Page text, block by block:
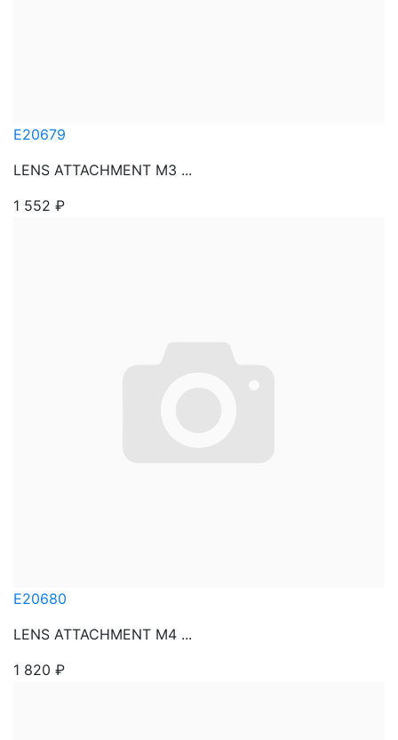
E20679
LENS ATTACHMENT M3 ...
1 552 ₽
E20680
LENS ATTACHMENT M4 ...
1 820 ₽